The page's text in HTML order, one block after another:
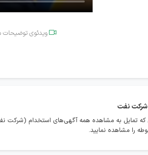
 ویدئوی توضیحات
شرکت نفت
که تمایل به مشاهده همه آگهی‌های استخدام (شرکت
را مشاهده نمایید.